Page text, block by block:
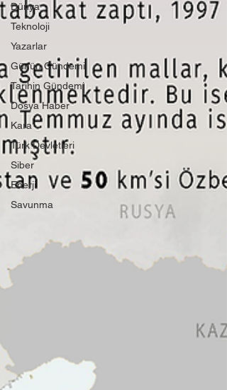
Dünya
Teknoloji
Yazarlar
Günün Gündemi
Tarihin Gündemi
Dosya Haber
Kara
Türk Devletleri
Siber
Enerji
Savunma